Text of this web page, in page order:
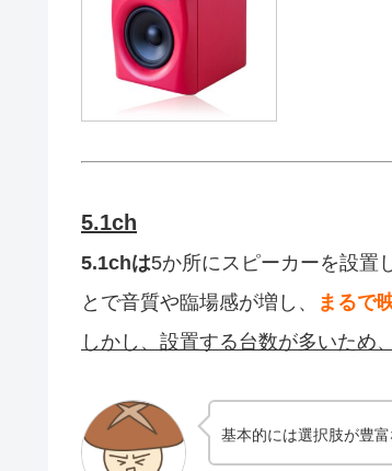
5.1ch
5.1chは5か所にスピーカーを設置
とで音質や臨場感が増し、
まるで
しかし、設置する台数が多いため
基本的には選択肢が豊富